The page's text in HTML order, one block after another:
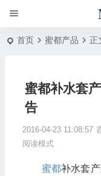
首页 蜜都产品 正
蜜都补水套
告
2016-04-23 11:08:57
阅读模式
蜜都补水套